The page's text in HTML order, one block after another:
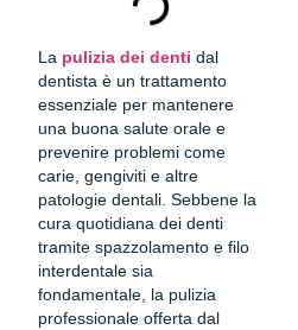
La pulizia dei denti dal
dentista è un trattamento
essenziale per mantenere
una buona salute orale e
prevenire problemi come
carie, gengiviti e altre
patologie dentali. Sebbene la
cura quotidiana dei denti
tramite spazzolamento e filo
interdentale sia
fondamentale, la pulizia
professionale offerta dal